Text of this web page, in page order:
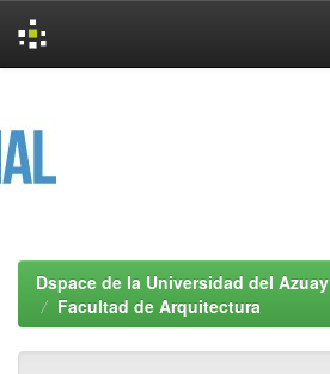
Dspace de la Universidad del Azuay
Facultad de Arquitectura